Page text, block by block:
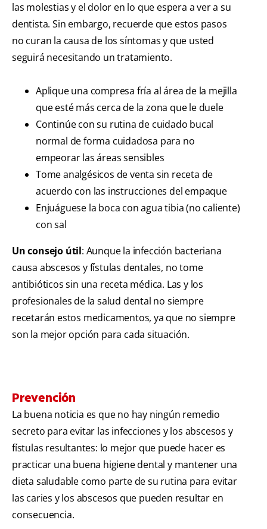
las molestias y el dolor en lo que espera a ver a su
dentista. Sin embargo, recuerde que estos pasos
no curan la causa de los síntomas y que usted
seguirá necesitando un tratamiento.
Aplique una compresa fría al área de la mejilla
que esté más cerca de la zona que le duele
Continúe con su rutina de cuidado bucal
normal de forma cuidadosa para no
empeorar las áreas sensibles
Tome analgésicos de venta sin receta de
acuerdo con las instrucciones del empaque
Enjuáguese la boca con agua tibia (no caliente)
con sal
Un consejo útil: Aunque la infección bacteriana
causa abscesos y fístulas dentales, no tome
antibióticos sin una receta médica. Las y los
profesionales de la salud dental no siempre
recetarán estos medicamentos, ya que no siempre
son la mejor opción para cada situación.
Prevención
La buena noticia es que no hay ningún remedio
secreto para evitar las infecciones y los abscesos y
fístulas resultantes: lo mejor que puede hacer es
practicar una buena higiene dental y mantener una
dieta saludable como parte de su rutina para evitar
las caries y los abscesos que pueden resultar en
consecuencia.